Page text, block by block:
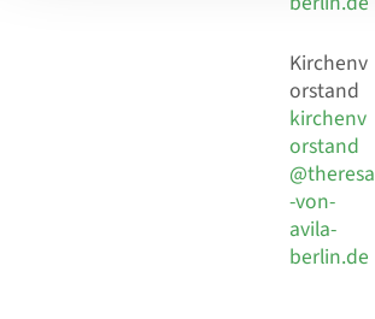
Kirchenv
orstand
kirchenv
orstand
@theresa
-von-
avila-
berlin.de